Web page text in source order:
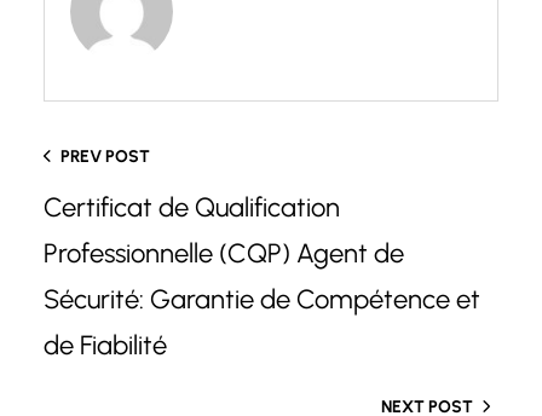
PREV POST
Certificat de Qualification
Professionnelle (CQP) Agent de
Sécurité: Garantie de Compétence et
de Fiabilité
NEXT POST